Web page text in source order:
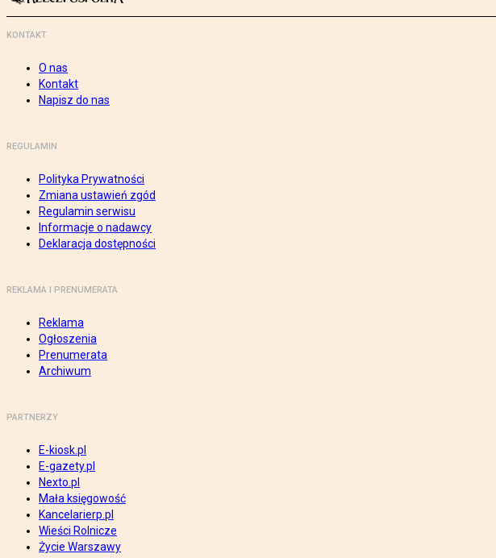
KONTAKT
O nas
Kontakt
Napisz do nas
REGULAMIN
Polityka Prywatności
Zmiana ustawień zgód
Regulamin serwisu
Informacje o nadawcy
Deklaracja dostępności
REKLAMA I PRENUMERATA
Reklama
Ogłoszenia
Prenumerata
Archiwum
PARTNERZY
E-kiosk.pl
E-gazety.pl
Nexto.pl
Mała księgowość
Kancelarierp.pl
Wieści Rolnicze
Życie Warszawy